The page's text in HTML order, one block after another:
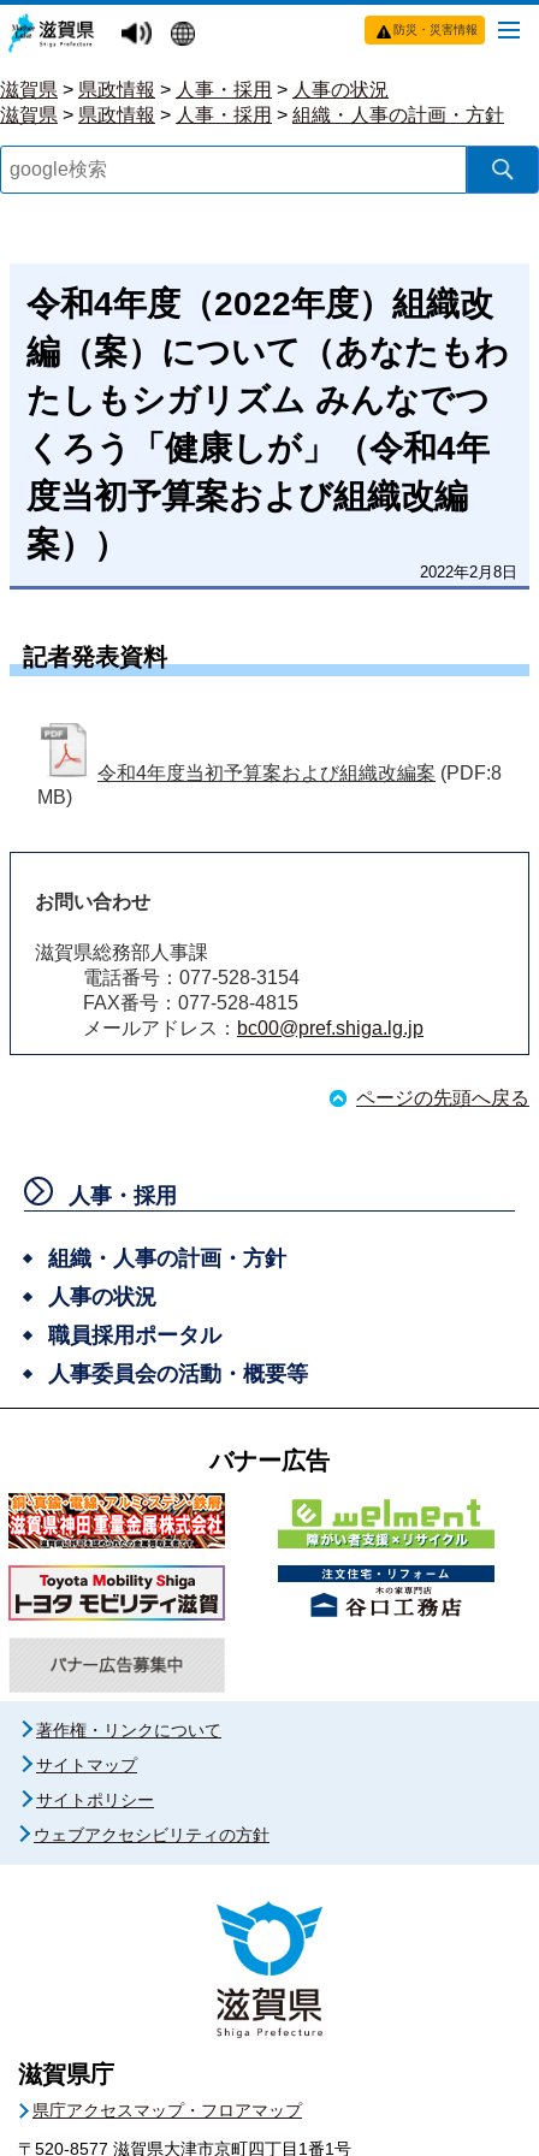
防災・災害情報
滋賀県 > 県政情報 > 人事・採用 > 人事の状況
滋賀県 > 県政情報 > 人事・採用 > 組織・人事の計画・方針
令和4年度（2022年度）組織改
編（案）について（あなたもわ
たしもシガリズム みんなでつ
くろう「健康しが」（令和4年
度当初予算案および組織改編
案））
2022年2月8日
記者発表資料
令和4年度当初予算案および組織改編案 (PDF:8
MB)
お問い合わせ
滋賀県総務部人事課
電話番号：077-528-3154
FAX番号：077-528-4815
メールアドレス： bc00@pref.shiga.lg.jp
ページの先頭へ戻る
人事・採用
組織・人事の計画・方針
人事の状況
職員採用ポータル
人事委員会の活動・概要等
バナー広告
著作権・リンクについて
サイトマップ
サイトポリシー
ウェブアクセシビリティの方針
滋賀県庁
県庁アクセスマップ・フロアマップ
〒520-8577 滋賀県大津市京町四丁目1番1号